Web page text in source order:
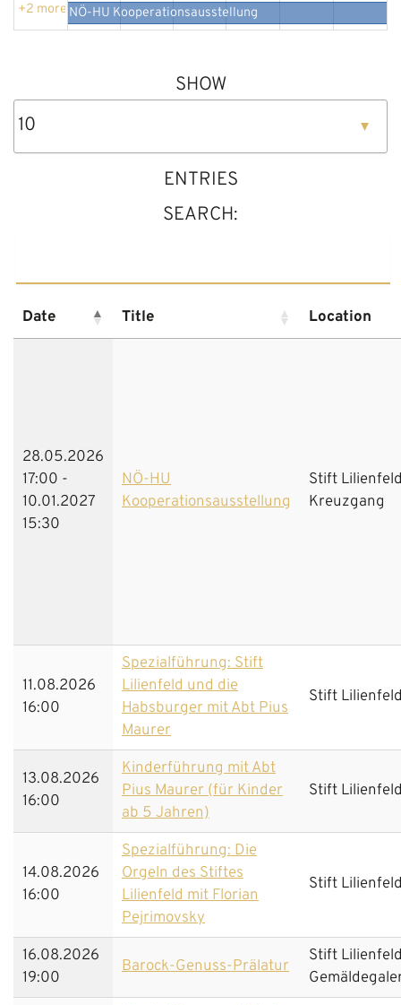
+2 more NÖ-HU Kooperationsausstellung
SHOW
ENTRIES
SEARCH:
Date Title Location
28.05.2026
17:00 -
10.01.2027
15:30
NÖ-HU
Kooperationsausstellung
Stift
Kreuzgang
11.08.2026
16:00
Spezialführung: Stift
Lilienfeld und die
Habsburger mit Abt Pius
Maurer
Stift
13.08.2026
16:00
Kinderführung mit Abt
Pius Maurer (für Kinder
ab 5 Jahren)
Stift
14.08.2026
16:00
Spezialführung: Die
Orgeln des Stiftes
Lilienfeld mit Florian
Pejrimovsky
Stift
16.08.2026
19:00
Barock-Genuss-Prälatur
Stift